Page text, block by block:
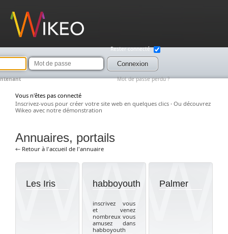
Rester connecté
Mot
de
passe
Connexion
Mot de passe perdu ?
Vous n'êtes pas connecté
Inscrivez-vous pour créer votre site web en quelques clics · Ou découvrez
Wikeo avec notre démonstration
Annuaires, portails
← Retour à l'accueil de l'annuaire
Les Iris habboyouth
inscrivez vous
et venez
nombreux vous
amusez dans
habboyouth
Palmer